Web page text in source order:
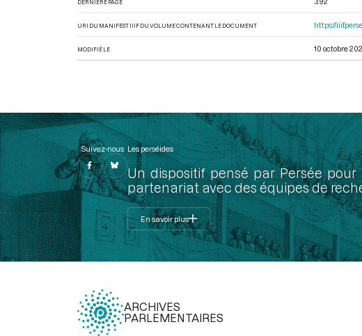
DERNIÈRE PAGE
URI DU MANIFEST IIIF DU VOLUME CONTENANT LE DOCUMENT https://
MODIFIÉ LE 10 octobre
Suivez-nous Les perséides
Un dispositif pensé par Persée
partenariat avec des équipes de
En savoir plus
ARCHIVES
PARLEMENTAIRES